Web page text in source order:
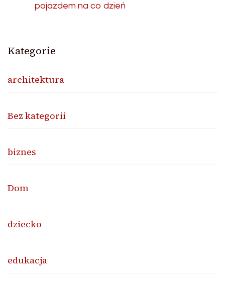
pojazdem na co dzień
Kategorie
architektura
Bez kategorii
biznes
Dom
dziecko
edukacja